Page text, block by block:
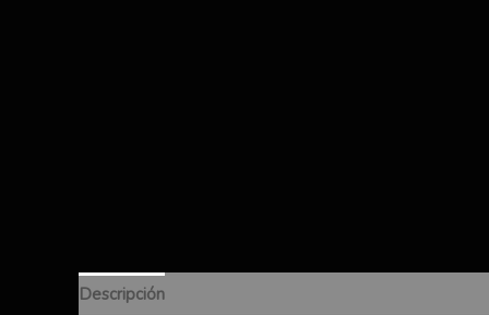
Descripción